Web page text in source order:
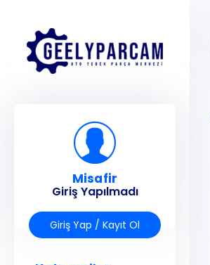
Misafir
Giriş Yapılmadı
Giriş Yap / Kayıt Ol